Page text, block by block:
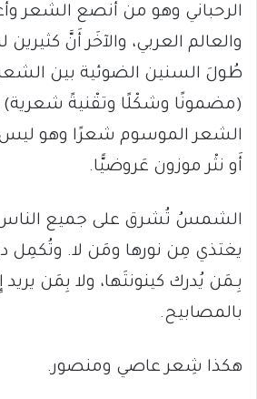
الرحباني وهو من أَنصع الشعر
والعالم العربي، والآخَر أَنَّ
طُولَ السنين الضوئية بين الشعر
(مضمونًا وشكْلًا وتقْنيةً شعرية)
الشعر الموسوم شعرًا وهو
أَو نثْر موزون عَروضيًّا.
الشمسُ تُشرق على جميع
يغتذي مِن نورها ومَن لا. وتُكمِل
بِـمَن يُدرك كينونتَها، ولا بِمَن يريد
بالمصابيح.
هكذا شِعر عاصي ومنصور.